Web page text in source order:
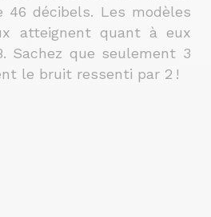
46 décibels. Les modèles
atteignent quant à eux
Sachez que seulement 3
le bruit ressenti par 2 !